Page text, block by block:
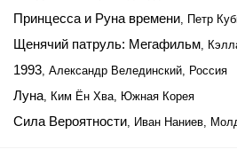
Принцесса и Руна времени, Петр
Щенячий патруль: Мегафильм,
1993, Александр Велединский, Россия
Луна, Ким Ён Хва, Южная Корея
Сила Вероятности, Иван Наниев,